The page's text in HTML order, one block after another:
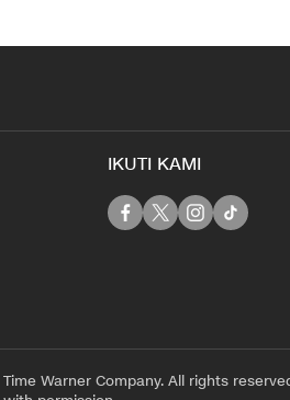
IKUTI KAMI
Warner Company. All rights